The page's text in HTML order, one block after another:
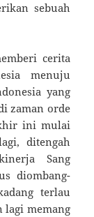
sebuah
cerita
menuju
yang
zaman orde
ini mulai
ditengah
Sang
diombang-
terlau
lagi memang